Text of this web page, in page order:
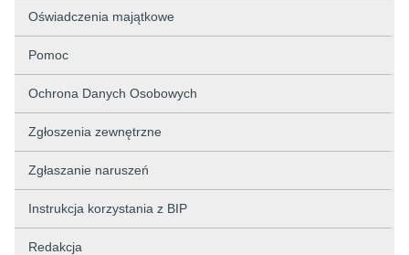
Oświadczenia majątkowe
Pomoc
Ochrona Danych Osobowych
Zgłoszenia zewnętrzne
Zgłaszanie naruszeń
Instrukcja korzystania z BIP
Redakcja